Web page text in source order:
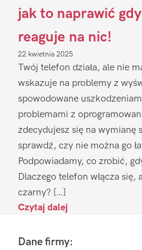
jak to naprawić
reaguje na nic!
22 kwietnia 2025
Twój telefon działa, ale nie
wskazuje na problemy z
spowodowane
problemami z
zdecydujesz się na wymianę
sprawdź, czy nie można go
Podpowiadamy, co zrobić,
Dlaczego telefon włącza się,
czarny? […]
Czytaj dalej
FooterDane firmy: